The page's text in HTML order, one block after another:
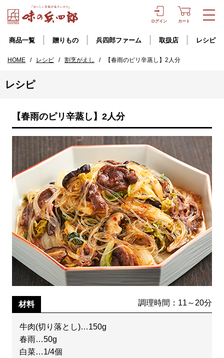
ログイン カート
商品一覧 贈りもの 兵四郎ファーム 取扱店 レシピ
HOME / レシピ / 割烹がえし / 【春雨のピリ辛蒸し】2人分
レシピ
【春雨のピリ辛蒸し】2人分
材料 調理時間：11～20分
牛肉(切り落とし)…150g
春雨…50g
白菜…1/4個